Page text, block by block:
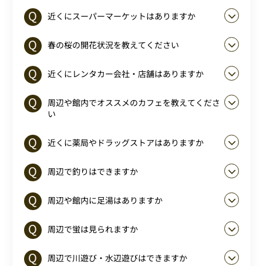
近くにスーパーマーケットはありますか
春の桜の開花状況を教えてください
近くにレンタカー会社・店舗はありますか
周辺や館内でオススメのカフェを教えてくださ
い
近くに薬局やドラッグストアはありますか
周辺で釣りはできますか
周辺や館内に足湯はありますか
周辺で蛍は見られますか
周辺で川遊び・水辺遊びはできますか